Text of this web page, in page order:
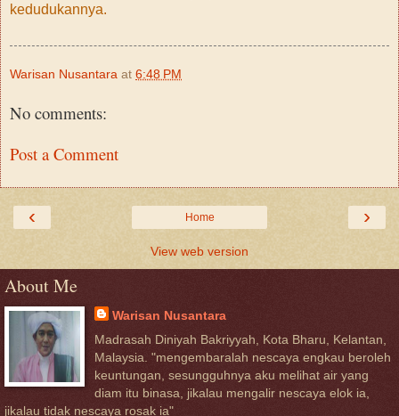
kedudukannya.
Warisan Nusantara at 6:48 PM
No comments:
Post a Comment
‹ ›
Home
View web version
About Me
Warisan Nusantara
Madrasah Diniyah Bakriyyah, Kota Bharu, Kelantan,
Malaysia. "mengembaralah nescaya engkau beroleh
keuntungan, sesungguhnya aku melihat air yang
diam itu binasa, jikalau mengalir nescaya elok ia,
jikalau tidak nescaya rosak ia"